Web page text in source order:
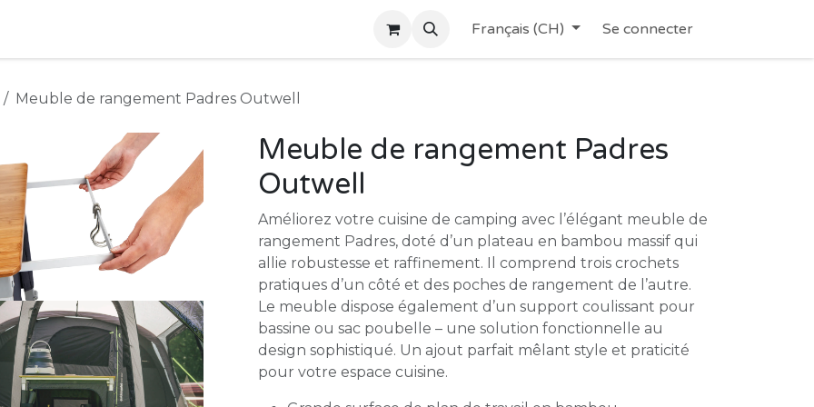
Français (CH) Se connecter
Meuble de rangement Padres Outwell
Meuble de rangement Padres
Outwell
Améliorez votre cuisine de camping avec l’élégant meuble de
rangement Padres, doté d’un plateau en bambou massif qui
allie robustesse et raffinement. Il comprend trois crochets
pratiques d’un côté et des poches de rangement de l’autre.
Le meuble dispose également d’un support coulissant pour
bassine ou sac poubelle – une solution fonctionnelle au
design sophistiqué. Un ajout parfait mêlant style et praticité
pour votre espace cuisine.